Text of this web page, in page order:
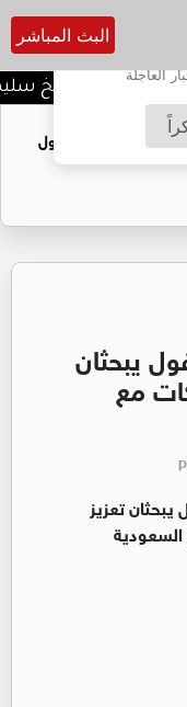
العاجلة
البث المباشر
يهنىء الشيخ
مادية.. هل تحول
يبحثان
مع